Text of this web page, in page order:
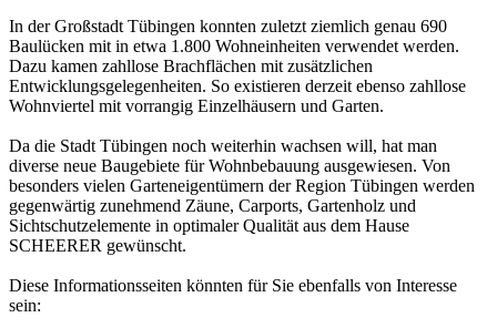
In der Großstadt Tübingen konnten zuletzt ziemlich genau 690
Baulücken mit in etwa 1.800 Wohneinheiten verwendet werden.
Dazu kamen zahllose Brachflächen mit zusätzlichen
Entwicklungsgelegenheiten. So existieren derzeit ebenso zahllose
Wohnviertel mit vorrangig Einzelhäusern und Garten.
Da die Stadt Tübingen noch weiterhin wachsen will, hat man
diverse neue Baugebiete für Wohnbebauung ausgewiesen. Von
besonders vielen Garteneigentümern der Region Tübingen werden
gegenwärtig zunehmend Zäune, Carports, Gartenholz und
Sichtschutzelemente in optimaler Qualität aus dem Hause
SCHEERER gewünscht.
Diese Informationsseiten könnten für Sie ebenfalls von Interesse
sein: